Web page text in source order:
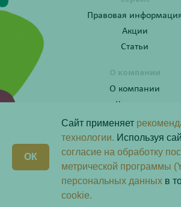
Правовая
Акции
Статьи
О компании
О компании
Контакты
Получите консультацию по
8 (800) 201-40-60 доб. 10
Сайт применяет
технологии. Используя
согласие на обработку
метрической программы
персональных данных в
cookie.
ОК
Скачай наше
приложение